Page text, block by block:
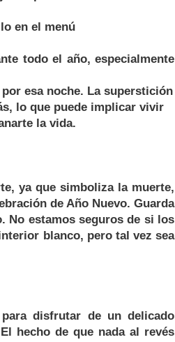
en el menú
todo el año, especialmente
esa noche. La superstición
lo que puede implicar vivir
la vida.
ya que simboliza la muerte,
de Año Nuevo. Guarda
No estamos seguros de si los
blanco, pero tal vez sea
disfrutar de un delicado
hecho de que nada al revés